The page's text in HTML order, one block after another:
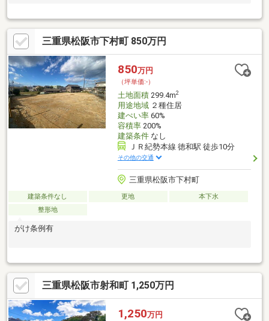
三重県松阪市下村町 850万円
850万円
（坪単価:-）
土地面積299.4m2
用途地域２種住居
建ぺい率60%
容積率200%
建築条件なし
ＪＲ紀勢本線 徳和駅 徒歩10分
その他の交通
三重県松阪市下村町
建築条件なし 更地
本下水
整形地
がけ条例有
三重県松阪市射和町 1,250万円
1,250万円